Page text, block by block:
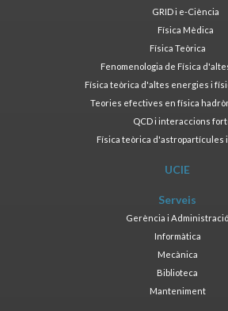
GRID i e-Ciència
Física Mèdica
Física Teòrica
Fenomenologia de Física
Física teòrica d'altes energies i
Teories efectives en física
QCD i interaccions
Física teòrica d'astropartícules i
UCIE
Serveis
Gerència i Administració
Informàtica
Mecànica
Biblioteca
Manteniment